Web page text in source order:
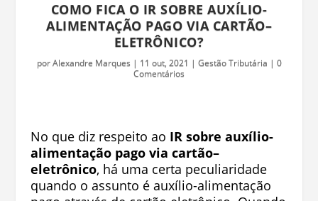
COMO FICA O IR SOBRE AUXÍLIO-
ALIMENTAÇÃO PAGO VIA CARTÃO–
ELETRÔNICO?
porAlexandre Marques | 11 out, 2021 | Gestão Tributária | 0
Comentários
No que diz respeito ao IR sobre auxílio-
alimentação pago via cartão–
eletrônico, há uma certa peculiaridade
quando o assunto é auxílio-alimentação